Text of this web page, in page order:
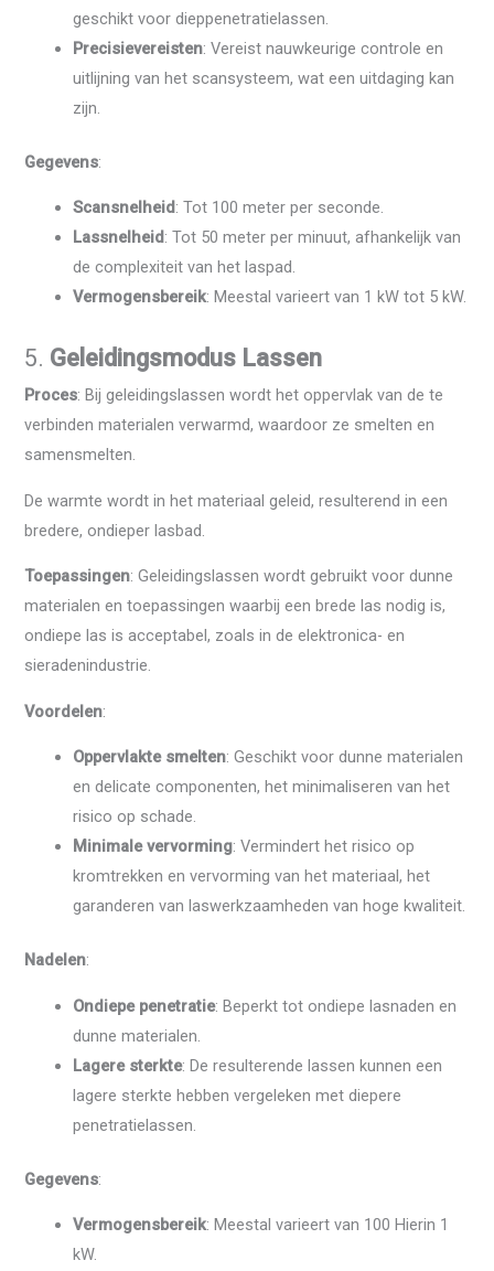
geschikt voor dieppenetratielassen.
Precisievereisten: Vereist nauwkeurige controle en
uitlijning van het scansysteem, wat een uitdaging kan
zijn.
Gegevens:
Scansnelheid: Tot 100 meter per seconde.
Lassnelheid: Tot 50 meter per minuut, afhankelijk van
de complexiteit van het laspad.
Vermogensbereik: Meestal varieert van 1 kW tot 5 kW.
5. Geleidingsmodus Lassen
Proces: Bij geleidingslassen wordt het oppervlak van de te
verbinden materialen verwarmd, waardoor ze smelten en
samensmelten.
De warmte wordt in het materiaal geleid, resulterend in een
bredere, ondieper lasbad.
Toepassingen: Geleidingslassen wordt gebruikt voor dunne
materialen en toepassingen waarbij een brede las nodig is,
ondiepe las is acceptabel, zoals in de elektronica- en
sieradenindustrie.
Voordelen:
Oppervlakte smelten: Geschikt voor dunne materialen
en delicate componenten, het minimaliseren van het
risico op schade.
Minimale vervorming: Vermindert het risico op
kromtrekken en vervorming van het materiaal, het
garanderen van laswerkzaamheden van hoge kwaliteit.
Nadelen:
Ondiepe penetratie: Beperkt tot ondiepe lasnaden en
dunne materialen.
Lagere sterkte: De resulterende lassen kunnen een
lagere sterkte hebben vergeleken met diepere
penetratielassen.
Gegevens:
Vermogensbereik: Meestal varieert van 100 Hierin 1
kW.